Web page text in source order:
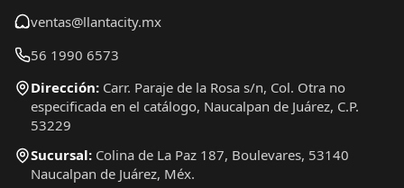
ventas@llantacity.mx
56 1990 6573
Dirección: Carr. Paraje de la Rosa s/n, Col. Otra no
especificada en el catálogo, Naucalpan de Juárez, C.P.
53229
Sucursal: Colina de La Paz 187, Boulevares, 53140
Naucalpan de Juárez, Méx.